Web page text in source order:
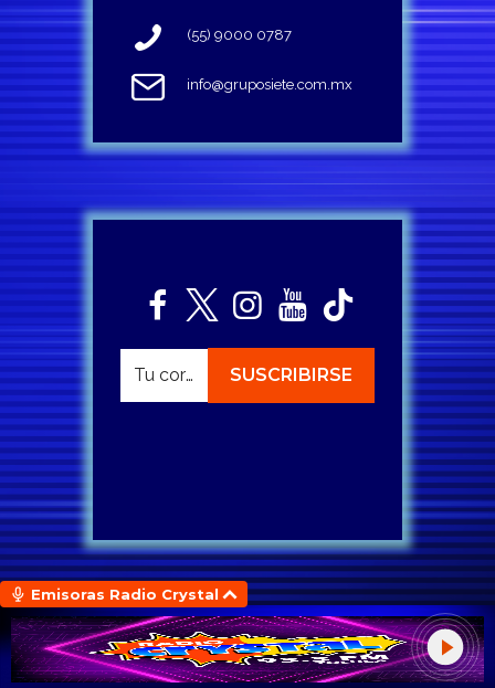
(55) 9000 0787
info@gruposiete.com.mx
Emisoras Radio Crystal